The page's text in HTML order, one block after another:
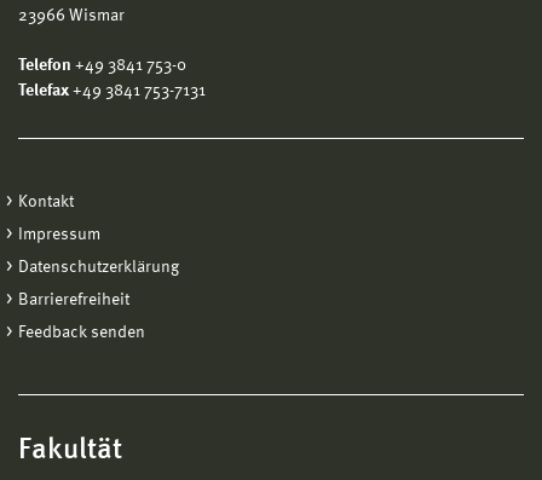
23966 Wismar
Telefon +49 3841 753-0
Telefax +49 3841 753-7131
Kontakt
Impressum
Datenschutzerklärung
Barrierefreiheit
Feedback senden
Fakultät